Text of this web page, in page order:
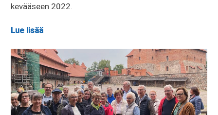
kevääseen 2022.
Lue lisää